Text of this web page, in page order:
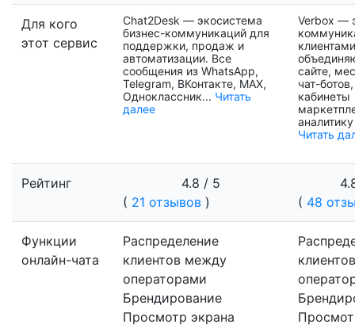
Для кого
этот сервис
Chat2Desk — экосистема
бизнес-коммуникаций для
поддержки, продаж и
автоматизации. Все
сообщения из WhatsApp,
Telegram, ВКонтакте, MAX,
Одноклассник... Читать
далее
Verbox —
сайте,
чат-
кабинеты
Читать
Рейтинг
4.8 / 5
( 21 отзывов )
( 48
Функции
онлайн-чата
Распределение
клиентов между
операторами
Брендирование
Просмотр экрана